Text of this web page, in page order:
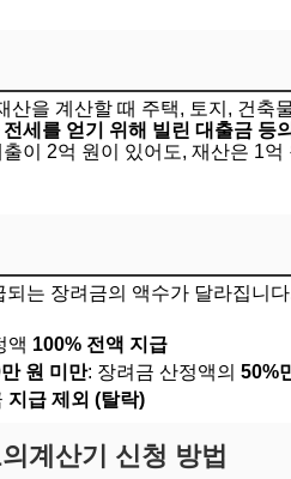
을 계산할 때 주택, 토지, 건축
세를 얻기 위해 빌린 대출금 등
이 2억 원이 있어도, 재산은 1
는 장려금의 액수가 달라집니
액 100% 전액 지급
원 미만: 장려금 산정액의 50%
지급 제외 (탈락)
계산기 신청 방법